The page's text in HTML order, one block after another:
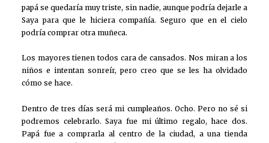
papá se quedaría muy triste, sin nadie, aunque podría dejarle a
Saya para que le hiciera compañía. Seguro que en el cielo
podría comprar otra muñeca.
Los mayores tienen todos cara de cansados. Nos miran a los
niños e intentan sonreír, pero creo que se les ha olvidado
cómo se hace.
Dentro de tres días será mi cumpleaños. Ocho. Pero no sé si
podremos celebrarlo. Saya fue mi último regalo, hace dos.
Papá fue a comprarla al centro de la ciudad, a una tienda